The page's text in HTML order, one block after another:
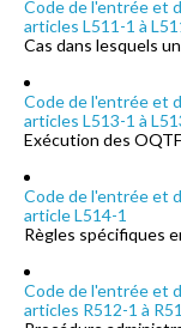
Code de l'entrée et
articles L511-1 à
Cas dans lesquels
Code de l'entrée et
articles L513-1 à
Exécution des OQTF
Code de l'entrée et
article L514-1
Règles spécifiques
Code de l'entrée et
articles R512-1 à